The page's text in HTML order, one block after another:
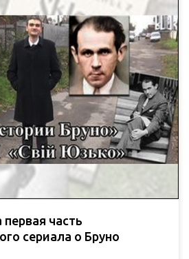
часть
сериала о Бруно